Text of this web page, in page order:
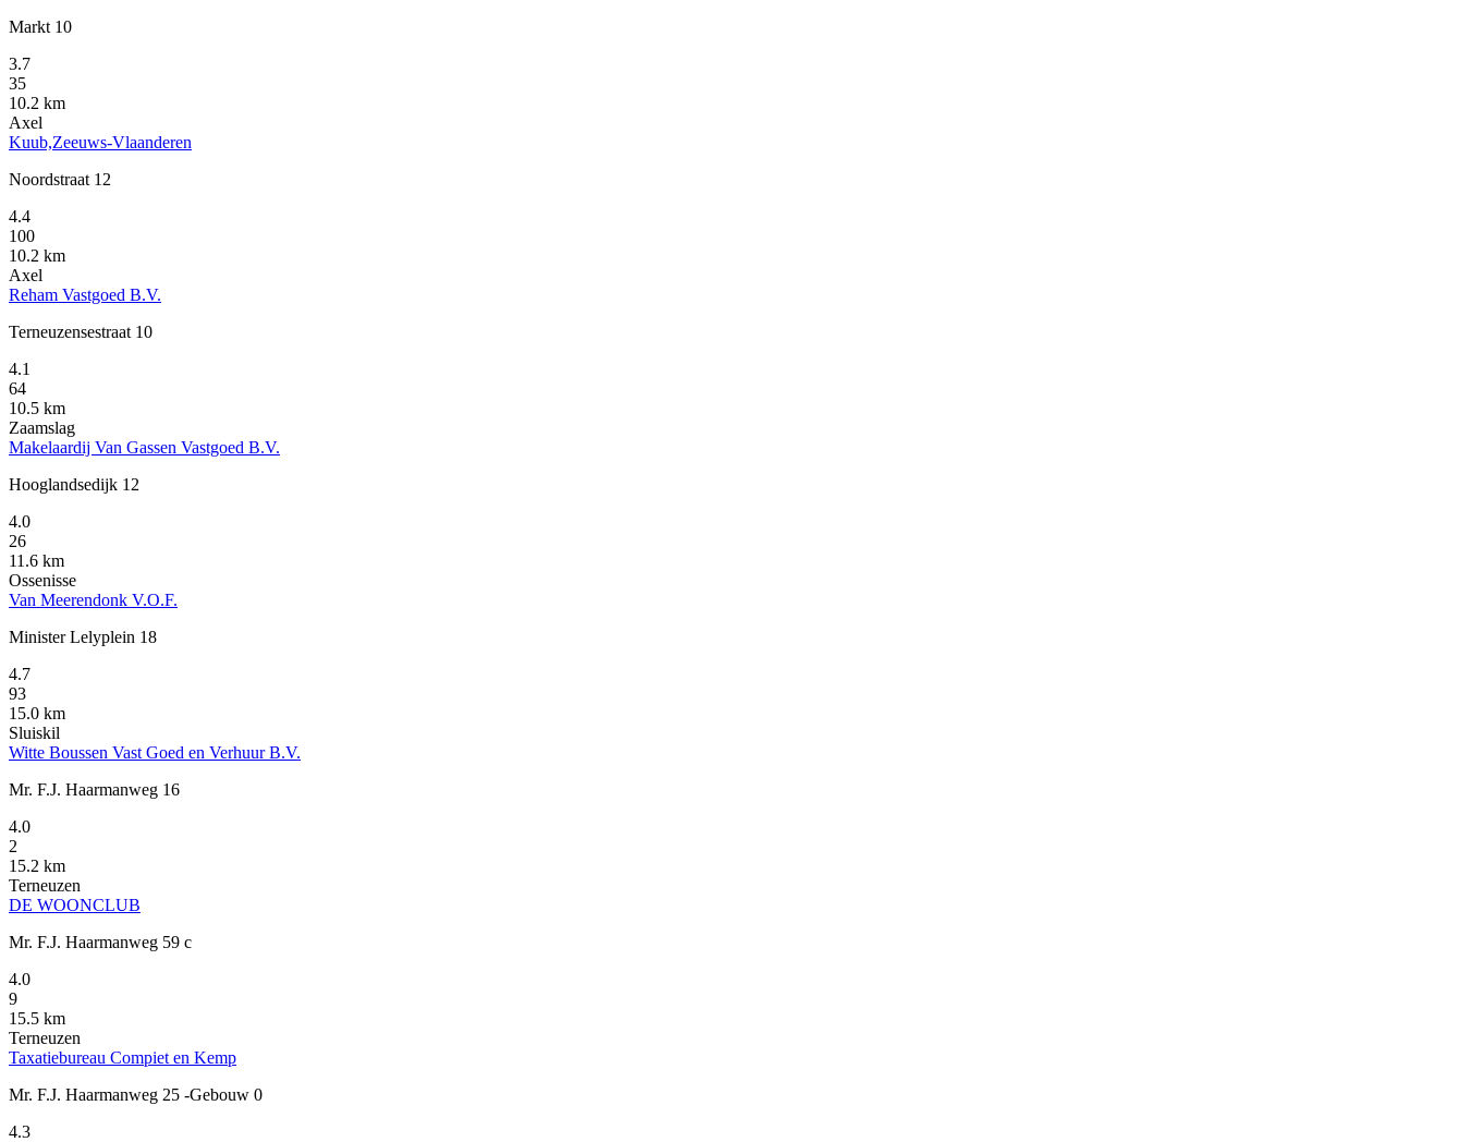
Markt 10
3.7
35
10.2 km
Axel
Kuub,Zeeuws-Vlaanderen
Noordstraat 12
4.4
100
10.2 km
Axel
Reham Vastgoed B.V.
Terneuzensestraat 10
4.1
64
10.5 km
Zaamslag
Makelaardij Van Gassen Vastgoed B.V.
Hooglandsedijk 12
4.0
26
11.6 km
Ossenisse
Van Meerendonk V.O.F.
Minister Lelyplein 18
4.7
93
15.0 km
Sluiskil
Witte Boussen Vast Goed en Verhuur B.V.
Mr. F.J. Haarmanweg 16
4.0
2
15.2 km
Terneuzen
DE WOONCLUB
Mr. F.J. Haarmanweg 59 c
4.0
9
15.5 km
Terneuzen
Taxatiebureau Compiet en Kemp
Mr. F.J. Haarmanweg 25 -Gebouw 0
4.3